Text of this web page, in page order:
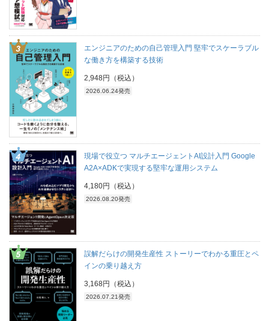
エンジニアのための自己管理入門 堅牢でスケーラブル
な働き方を構築する技術
2,948円（税込）
2026.06.24発売
現場で役立つ マルチエージェントAI設計入門 Google
A2A×ADKで実現する堅牢な運用システム
4,180円（税込）
2026.08.20発売
誤解だらけの開発生産性 ストーリーでわかる重圧とペ
インの乗り越え方
3,168円（税込）
2026.07.21発売